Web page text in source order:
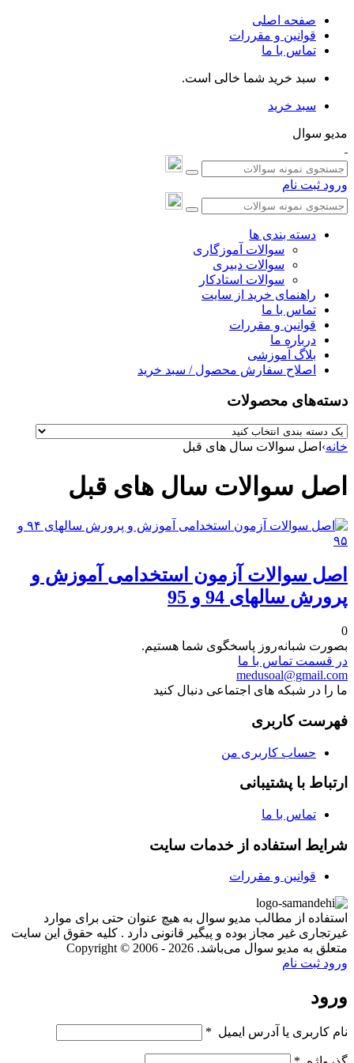
صفحه اصلی
قوانین و مقررات
تماس با ما
سبد خرید شما خالی است.
سبد خرید
مدیو سوال
ورود ثبت نام
دسته بندی ها
سوالات آموزگاری
سوالات دبیری
سوالات استادکار
راهنمای خرید از سایت
تماس با ما
قوانین و مقررات
درباره ما
بلاگ آموزشی
اصلاح سفارش محصول / سبد خرید
دسته‌های محصولات
خانه› اصل سوالات سال های قبل
اصل سوالات سال های قبل
اصل سوالات آزمون استخدامی آموزش و
پرورش سالهای 94 و 95
0
بصورت شبانه‌روز پاسخگوی شما هستیم.
در قسمت تماس با ما
medusoal@gmail.com
ما را در شبکه های اجتماعی دنبال کنید
فهرست کاربری
حساب کاربری من
ارتباط با پشتیبانی
تماس با ما
شرایط استفاده از خدمات سایت
قوانین و مقررات
استفاده از مطالب مدیو سوال به هیچ عنوان حتی برای موارد
غیرتجاری غیر مجاز بوده و پیگیر قانونی دارد . کلیه حقوق این سایت
متعلق به مدیو سوال می‌باشد. Copyright © 2006 - 2026
ورود ثبت نام
ورود
نام کاربری یا آدرس ایمیل *